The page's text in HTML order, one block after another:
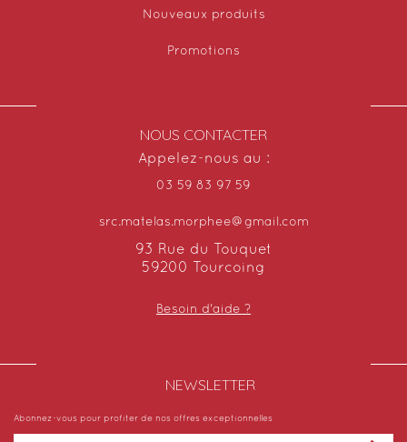
Nouveaux produits
Promotions
NOUS CONTACTER
Appelez-nous au :
03 59 83 97 59
src.matelas.morphee@gmail.com
93 Rue du Touquet
59200 Tourcoing
Besoin d'aide ?
NEWSLETTER​
Abonnez-vous pour profiter de nos offres exceptionnelles